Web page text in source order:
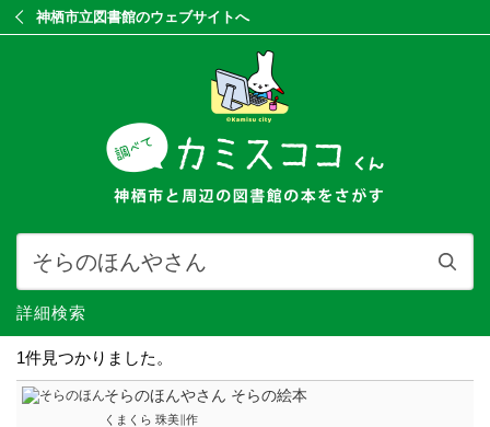
神栖市立図書館のウェブサイトへ
詳細検索
1件見つかりました。
そらのほんやさん そらの絵本
くまくら 珠美∥作